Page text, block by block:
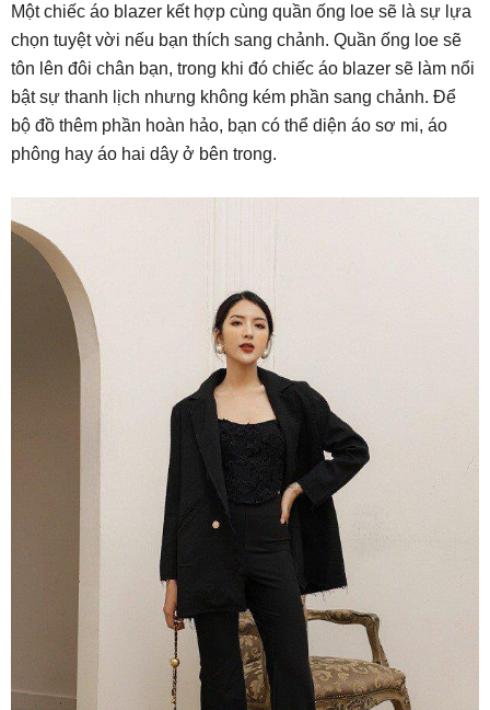
Một chiếc áo blazer kết hợp cùng quần ống loe sẽ là sự lựa
chọn tuyệt vời nếu bạn thích sang chảnh. Quần ống loe sẽ
tôn lên đôi chân bạn, trong khi đó chiếc áo blazer sẽ làm nổi
bật sự thanh lịch nhưng không kém phần sang chảnh. Để
bộ đồ thêm phần hoàn hảo, bạn có thể diện áo sơ mi, áo
phông hay áo hai dây ở bên trong.